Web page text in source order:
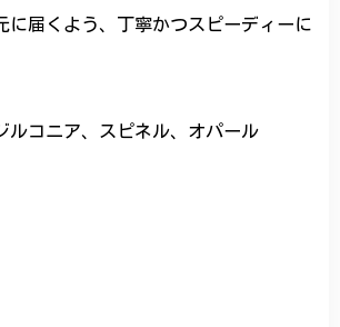
に届くよう、丁寧かつスピーディーに
ルコニア、スピネル、オパール